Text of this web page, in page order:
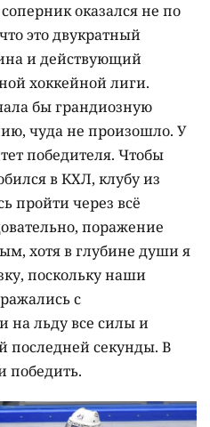
оказался не по
это двукратный
и действующий
хоккейной лиги.
бы грандиозную
чуда не произошло. У
победителя. Чтобы
в КХЛ, клубу из
пройти через всё
поражение
хотя в глубине души я
поскольку наши
с
на льду все силы и
последней секунды. В
победить.